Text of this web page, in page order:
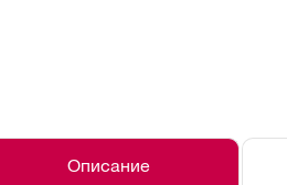
Описание